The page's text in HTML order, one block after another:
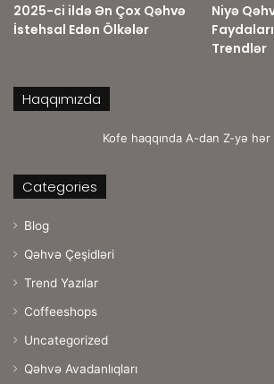
2025-ci ildə Ən Çox Qəhvə
İstehsal Edən Ölkələr
Niyə
Trendlər
Haqqımızda
Kofe haqqında A-dan Z-yə hər
Categories
Blog
Qəhvə Çeşidləri
Trend Yazılar
Coffeeshops
Uncategorized
Qəhvə Avadanlıqları